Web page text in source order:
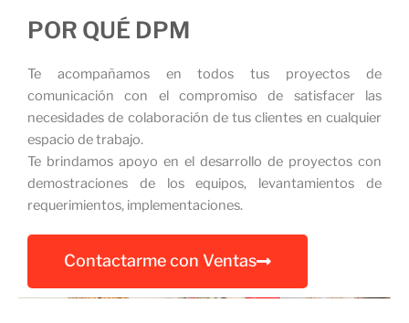
POR QUÉ DPM
Te acompañamos en todos tus proyectos de
comunicación con el compromiso de satisfacer las
necesidades de colaboración de tus clientes en cualquier
espacio de trabajo.
Te brindamos apoyo en el desarrollo de proyectos con
demostraciones de los equipos, levantamientos de
requerimientos, implementaciones.
Contactarme con Ventas